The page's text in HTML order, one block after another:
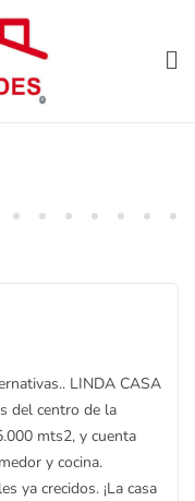
POR
LINDA CASA
del centro de la
mts2, y cuenta
y cocina.
ya crecidos. ¡La casa